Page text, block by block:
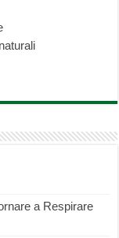
a Respirare